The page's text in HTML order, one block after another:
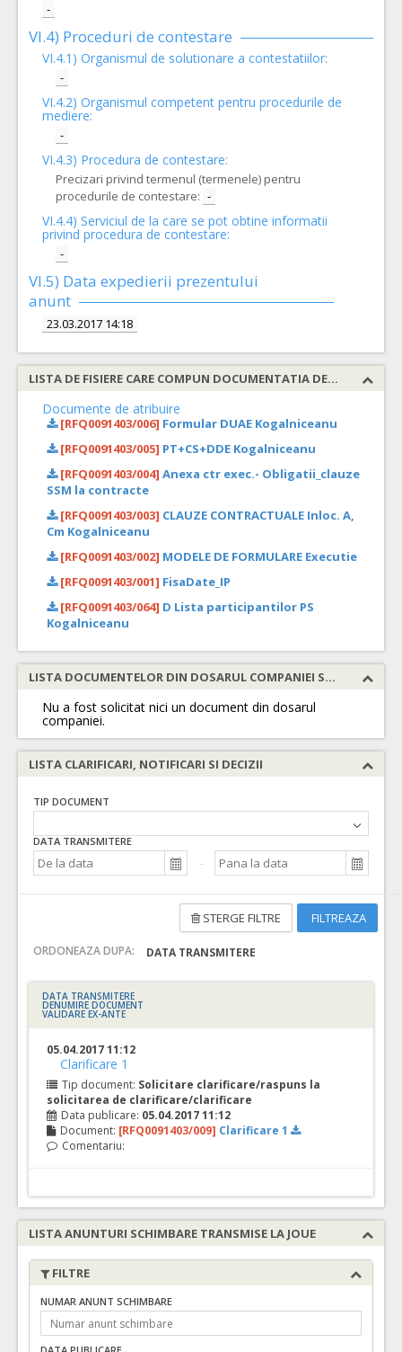
-
VI.4) Proceduri de contestare
VI.4.1) Organismul de solutionare a contestatiilor:
-
VI.4.2) Organismul competent pentru procedurile de
mediere:
-
VI.4.3) Procedura de contestare:
Precizari privind termenul (termenele) pentru
procedurile de contestare: -
VI.4.4) Serviciul de la care se pot obtine informatii
privind procedura de contestare:
-
VI.5) Data expedierii prezentului
anunt
23.03.2017 14:18
LISTA DE FISIERE CARE COMPUN DOCUMENTATIA DE ATRIBUIRE
Documente de atribuire
[RFQ0091403/006] Formular DUAE Kogalniceanu
[RFQ0091403/005] PT+CS+DDE Kogalniceanu
[RFQ0091403/004] Anexa ctr exec.- Obligatii_clauze
SSM la contracte
[RFQ0091403/003] CLAUZE CONTRACTUALE Inloc. A,
Cm Kogalniceanu
[RFQ0091403/002] MODELE DE FORMULARE Executie
[RFQ0091403/001] FisaDate_IP
[RFQ0091403/064] D Lista participantilor PS
Kogalniceanu
LISTA DOCUMENTELOR DIN DOSARUL COMPANIEI SOLICITATE
Nu a fost solicitat nici un document din dosarul
companiei.
LISTA CLARIFICARI, NOTIFICARI SI DECIZII
TIP DOCUMENT
DATA TRANSMITERE
FILTREAZA
STERGE FILTRE
ORDONEAZA DUPA: DATA TRANSMITERE
DATA TRANSMITERE
DENUMIRE DOCUMENT
VALIDARE EX-ANTE
05.04.2017 11:12
Clarificare 1
Tip document: Solicitare clarificare/raspuns la
solicitarea de clarificare/clarificare
Data publicare: 05.04.2017 11:12
Document: [RFQ0091403/009] Clarificare 1
Comentariu:
LISTA ANUNTURI SCHIMBARE TRANSMISE LA JOUE
FILTRE
NUMAR ANUNT SCHIMBARE